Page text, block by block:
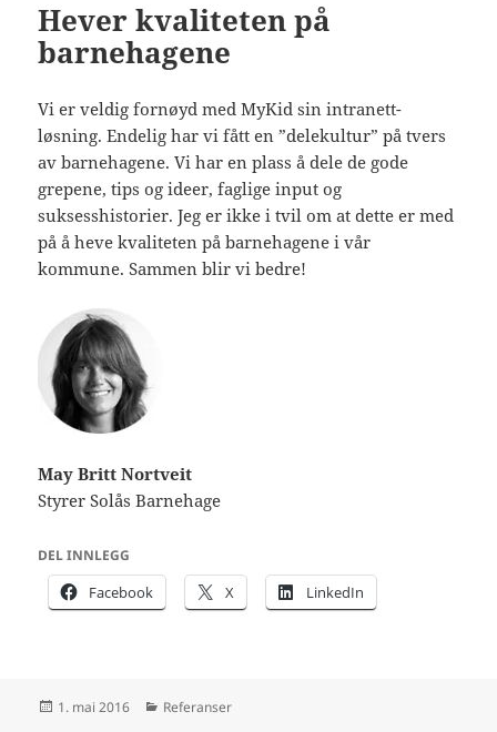
Hever kvaliteten på
barnehagene
Vi er veldig fornøyd med MyKid sin intranett-
løsning. Endelig har vi fått en ”delekultur” på tvers
av barnehagene. Vi har en plass å dele de gode
grepene, tips og ideer, faglige input og
suksesshistorier. Jeg er ikke i tvil om at dette er med
på å heve kvaliteten på barnehagene i vår
kommune. Sammen blir vi bedre!
May Britt Nortveit
Styrer Solås Barnehage
DEL INNLEGG
Facebook X LinkedIn
Publisert
1. mai 2016 Kategorier
Referanser